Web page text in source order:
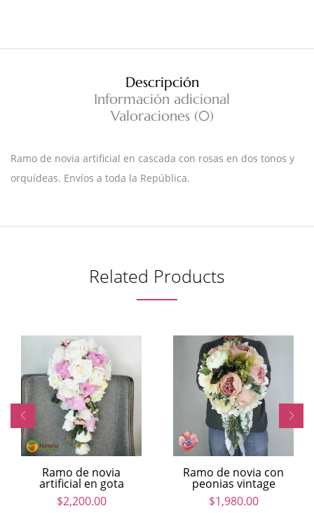
Descripción
Información adicional
Valoraciones (0)
Ramo de novia artificial en cascada con rosas en dos tonos y
orquídeas. Envíos a toda la República.
Related Products
Ramo de novia
artificial en gota
$2,200.00
Ramo de novia con
peonias vintage
$1,980.00